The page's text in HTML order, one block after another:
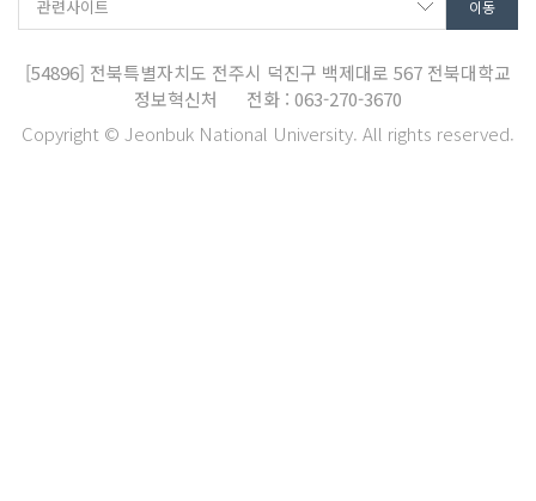
[54896] 전북특별자치도 전주시 덕진구 백제대로 567 전북대학교
정보혁신처
전화 : 063-270-3670
Copyright © Jeonbuk National University. All rights reserved.